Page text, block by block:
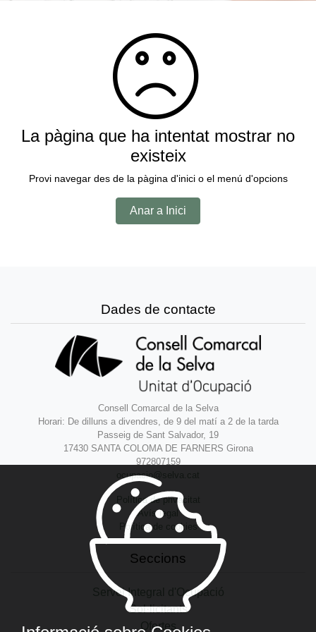
La pàgina que ha intentat mostrar no
existeix
Provi navegar des de la pàgina d'inici o el menú d'opcions
Anar a Inici
Dades de contacte
Consell Comarcal de la Selva
Horari: De dilluns a divendres, de 9 del matí a 2 de la tarda
Passeig de Sant Salvador, 19
17430 SANTA COLOMA DE FARNERS Girona
972807159
ocupacio@selva.cat
Política de privacitat
Avís legal
Política de cookies
Seccions
Servei Integral d'Ocupació
Sol·licitants
Ofertes